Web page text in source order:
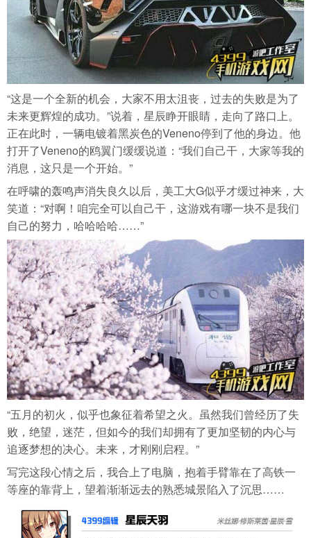
“这是一个全新的机会，大家不用太沮丧，过去的失败是为了
未来更辉煌的成功。”说着，星辰睁开眼睛，走向了路口上。
正在此时，一辆电镀着黑炭色的Veneno停到了他的身边。他
打开了Veneno的鸥翼门缓缓说道：“我们自己干，大家等我的
消息，这只是一个开始。”
在呼啸的轰鸣声消失良久以后，美工大G似乎才缓过神来，大
笑道：“对啊！咱完全可以自己干，这游戏有哪一块不是我们
自己的努力，哈哈哈哈……”
“五月的初火，似乎也象征着希望之火。虽然我们曾经历了失
败，绝望，迷茫，但如今的我们却拥有了更加坚韧的内心与
追逐梦想的决心。未来，才刚刚启程。”
写完这段心情之后，我合上了电脑，抱着手臂靠在了高铁一
等座的靠背上，望着渐渐远去的熟悉城景陷入了沉思……